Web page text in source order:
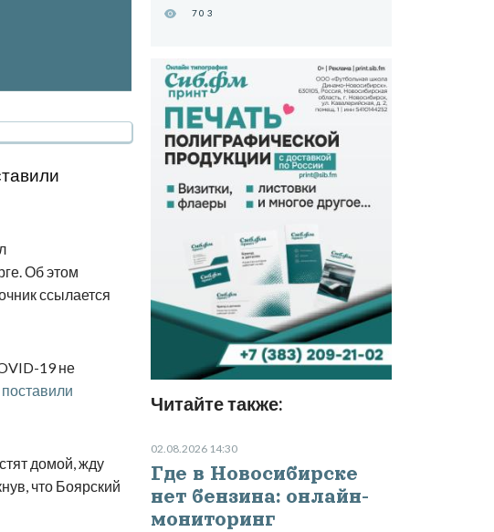
Об этом
ссылается
19 не
домой, жду
что Боярский
703
Читайте также:
02.08.2026 14:30
Где в Новосибирске
нет бензина: онлайн-
мониторинг